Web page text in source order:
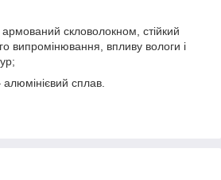
скловолокном, стійкий
випромінювання, впливу вологи і
алюмінієвий сплав.